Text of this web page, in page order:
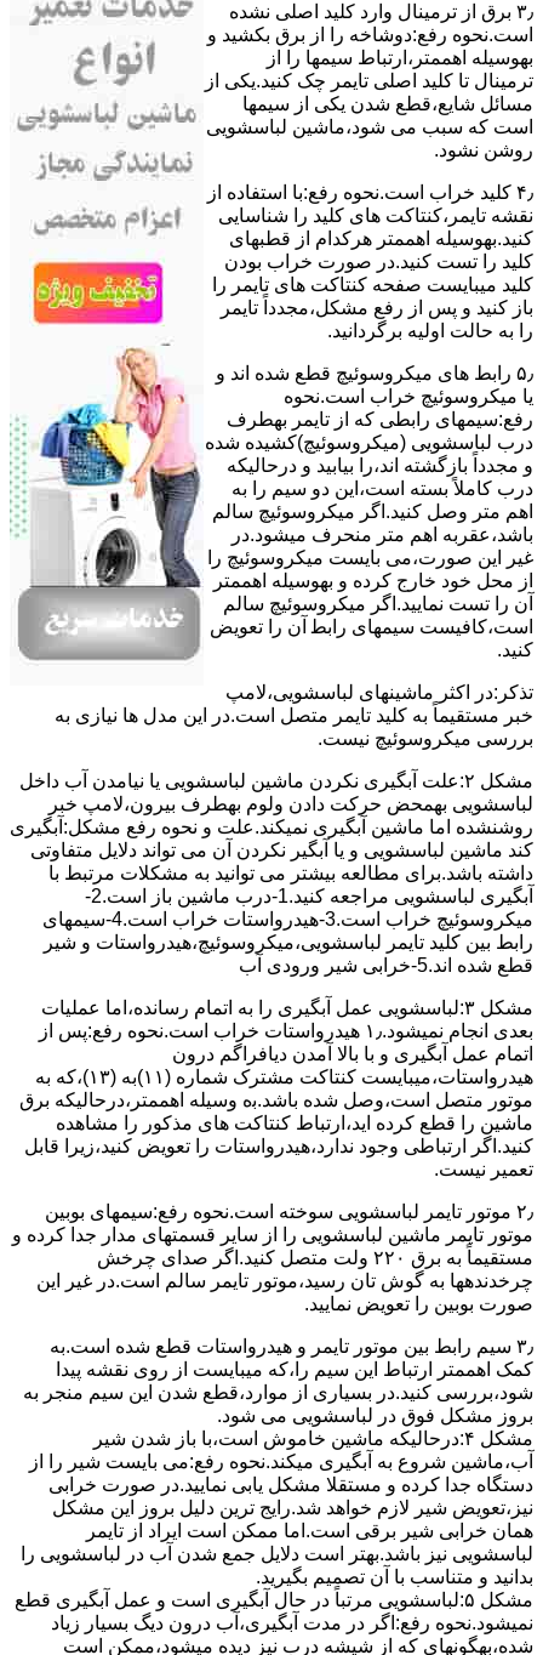
۳٫ ﺑﺮق از ﺗﺮﻣﯿﻨﺎل وارد ﮐﻠﯿﺪ اﺻﻠﯽ ﻧﺸﺪه
است.نحوه رﻓﻊ:دوشاخه را از ﺑﺮق بکشید و
بهوسیله اهممتر،ارﺗﺒﺎط سیمها را از
ﺗﺮﻣﯿﻨﺎل ﺗﺎ ﮐﻠﯿﺪ اﺻﻠﯽ ﺗﺎﯾﻤﺮ چک کنید.یکی از
مسائل شایع،ﻗﻄﻊ شدن ﯾﮑﯽ از سیمها
است که سبب می شود،ﻣﺎﺷﯿﻦ لباسشویی
روﺷﻦ نشود.
۴٫ ﮐﻠﯿﺪ ﺧﺮاب اﺳﺖ.نحوه رفع:ﺑﺎ اﺳﺘﻔﺎده از
ﻧﻘﺸﻪ ﺗﺎﯾﻤﺮ،ﮐﻨﺘﺎﮐﺖ ﻫﺎی ﮐﻠﯿﺪ را ﺷﻨﺎﺳﺎﯾﯽ
کنید.بهوسیله اهممتر هرکدام از قطبهای
ﮐﻠﯿﺪ را ﺗﺴﺖ ﮐﻨﯿﺪ.در ﺻﻮرت ﺧﺮاب ﺑﻮدن
ﮐﻠﯿﺪ میبایست ﺻﻔﺤﻪ ﮐﻨﺘﺎﮐﺖ ﻫﺎی ﺗﺎﯾﻤﺮ را
باز کنید و ﭘﺲ از رﻓﻊ مشکل،مجدداً ﺗﺎﯾﻤﺮ
را به حالت اوﻟﯿﻪ برگردانید.
۵٫ رابط های ﻣﯿﮑﺮوﺳﻮﺋﯿﭻ ﻗﻄﻊ شده اند و
ﯾﺎ ﻣﯿﮑﺮوﺳﻮﺋﯿﭻ ﺧﺮاب اﺳﺖ.نحوه
رفع:سیمهای راﺑﻄﯽ ﮐﻪ از ﺗﺎﯾﻤﺮ بهطرف
درب لباسشویی (ﻣﯿﮑﺮوﺳﻮﺋﯿﭻ)کشیده شده
و مجدداً بازگشته اند،را ﺑﯿﺎﺑﯿﺪ و درحالیکه
درب کاملاً ﺑﺴﺘﻪ اﺳﺖ،اﯾﻦ دو ﺳﯿﻢ را ﺑﻪ
اﻫﻢ ﻣﺘﺮ وصل کنید.اﮔﺮ ﻣﯿﮑﺮوﺳﻮﺋﯿﭻ ﺳﺎﻟﻢ
ﺑﺎﺷﺪ،ﻋﻘﺮﺑﻪ اهم متر ﻣﻨﺤﺮف میشود.در
ﻏﯿﺮ اﯾﻦ ﺻﻮرت،می بایست ﻣﯿﮑﺮوﺳﻮﺋﯿﭻ را
از ﻣﺤﻞ خود ﺧﺎرج کرده و بهوسیله اهممتر
آن را ﺗﺴﺖ ﻧﻤﺎﯾﯿﺪ.اﮔﺮ ﻣﯿﮑﺮوﺳﻮﺋﯿﭻ ﺳﺎﻟﻢ
اﺳﺖ،ﮐﺎﻓﯿﺴﺖ سیمهای راﺑﻄ آن را ﺗﻌﻮﯾﺾ
کنید.
ﺗﺬﮐﺮ:در اﮐﺜﺮ ماشینهای لباسشویی،ﻻﻣﭗ
ﺧﺒﺮ مستقیماً ﺑﻪ ﮐﻠﯿﺪ ﺗﺎﯾﻤﺮ ﻣﺘﺼﻞ اﺳﺖ.در اﯾﻦ مدل ها ﻧﯿﺎزی ﺑﻪ
بررسی ﻣﯿﮑﺮوﺳﻮﺋﯿﭻ نیست.
مشکل ۲:علت آبگیری نکردن ماشین لباسشویی یا نیامدن آب داخل
لباسشویی بهمحض ﺣﺮﮐﺖ دادن وﻟﻮم بهطرف ﺑﯿﺮون،ﻻﻣﭗ ﺧﺒﺮ
روشنشده اﻣﺎ ﻣﺎﺷﯿﻦ آﺑﮕﯿﺮی نمیکند.ﻋﻠﺖ و نحوه رﻓﻊ مشکل:آبگیری
کند ماشین لباسشویی و یا آبگیر نکردن آن می تواند دلایل متفاوتی
داشته باشد.برای مطالعه بیشتر می توانید به مشکلات مرتبط با
آبگیری لباسشویی مراجعه کنید.1-درب ﻣﺎﺷﯿﻦ ﺑﺎز اﺳﺖ.2-
ﻣﯿﮑﺮوﺳﻮﺋﯿﭻ ﺧﺮاب اﺳﺖ.3-ﻫﯿﺪرواﺳﺘﺎت ﺧﺮاب اﺳﺖ.4-سیمهای
راﺑﻂ ﺑﯿﻦ ﮐﻠﯿﺪ ﺗﺎﯾﻤﺮ لباسشویی،ﻣﯿﮑﺮوﺳﻮﺋﯿﭻ،ﻫﯿﺪرواﺳﺘﺎت و ﺷﯿﺮ
ﻗﻄﻊ ﺷﺪه اند.5-خرابی شیر ورودی آب
مشکل ۳:لباسشویی ﻋﻤﻞ آﺑﮕﯿﺮی را ﺑﻪ اﺗﻤﺎم رﺳﺎﻧﺪه،اﻣﺎ ﻋﻤﻠﯿﺎت
ﺑﻌﺪی اﻧﺠﺎم نمیشود.۱٫ ﻫﯿﺪرواﺳﺘﺎت ﺧﺮاب اﺳﺖ.نحوه رﻓﻊ:ﭘﺲ از
اﺗﻤﺎم عمل آﺑﮕﯿﺮی و ﺑﺎ ﺑﺎﻻ آﻣﺪن دﯾﺎﻓﺮاﮔﻢ درون
ﻫﯿﺪرواﺳﺘﺎت،میبایست ﮐﻨﺘﺎﮐﺖ ﻣﺸﺘﺮک شماره (۱۱)به (۱۳)،ﮐﻪ ﺑﻪ
ﻣﻮﺗﻮر ﻣﺘﺼﻞ اﺳﺖ،وﺻﻞ ﺷﺪه ﺑﺎﺷﺪ.ﺑه وسیله اهممتر،درحالیکه ﺑﺮق
ﻣﺎﺷﯿﻦ را ﻗﻄﻊ کرده اید،ارﺗﺒﺎط ﮐﻨﺘﺎﮐﺖ ﻫﺎی ﻣﺬﮐﻮر را ﻣﺸﺎﻫﺪه
کنید.اﮔﺮ ارﺗﺒﺎطی وجود ندارد،ﻫﯿﺪرواﺳﺘﺎت را ﺗﻌﻮﯾﺾ ﮐﻨﯿﺪ،زﯾﺮا قابل
ﺗﻌﻤﯿﺮ نیست.
۲٫ ﻣﻮﺗﻮر ﺗﺎﯾﻤﺮ لباسشویی ﺳﻮﺧﺘﻪ اﺳﺖ.نحوه رﻓﻊ:سیمهای ﺑﻮﺑﯿﻦ
ﻣﻮﺗﻮر ﺗﺎﯾﻤﺮ ماشین لباسشویی را از ﺳﺎﯾﺮ قسمتهای ﻣﺪار ﺟﺪا کرده و
مستقیماً ﺑﻪ برق ۲۲۰ وﻟﺖ ﻣﺘﺼﻞ کنید.اﮔﺮ ﺻﺪای ﭼﺮﺧﺶ
چرخدندهها به گوش تان رﺳﯿﺪ،ﻣﻮﺗﻮر ﺗﺎﯾﻤﺮ ﺳﺎﻟﻢ اﺳﺖ.در ﻏﯿﺮ اﯾﻦ
ﺻﻮرت ﺑﻮﺑﯿﻦ را ﺗﻌﻮﯾﺾ ﻧﻤﺎﯾﯿﺪ.
۳٫ ﺳﯿﻢ راﺑﻂ ﺑﯿﻦ ﻣﻮﺗﻮر ﺗﺎﯾﻤﺮ و ﻫﯿﺪرواﺳﺘﺎت ﻗﻄﻊ ﺷﺪه اﺳﺖ.به
کمک اهممتر ارﺗﺒﺎط اﯾﻦ ﺳﯿﻢ را،ﮐﻪ میبایست از روی ﻧﻘﺸﻪ ﭘﯿﺪا
ﺷﻮد،بررسی ﮐﻨﯿﺪ.در ﺑﺴﯿﺎری از موارد،ﻗﻄﻊ ﺷﺪن اﯾﻦ ﺳﯿﻢ ﻣﻨﺠﺮ ﺑﻪ
ﺑﺮوز مشکل ﻓﻮق در لباسشویی می شود.
مشکل ۴:درحالیکه ﻣﺎﺷﯿﻦ ﺧﺎﻣﻮش اﺳﺖ،ﺑﺎ ﺑﺎز ﺷﺪن ﺷﯿﺮ
آب،ﻣﺎﺷﯿﻦ ﺷﺮوع ﺑﻪ آﺑﮕﯿﺮی میکند.نحوه رﻓﻊ:می بایست ﺷﯿﺮ را از
دستگاه جدا کرده و مستقلا مشکل یابی نمایید.در صورت خرابی
نیز،تعویض شیر لازم خواهد شد.رایج ترین دلیل بروز این مشکل
همان خرابی شیر برقی است.اما ممکن است ایراد از تایمر
لباسشویی نیز باشد.بهتر است دلایل جمع شدن آب در لباسشویی را
بدانید و متناسب با آن تصمیم بگیرید.
مشکل ۵:لباسشویی مرتباً در ﺣﺎل آﺑﮕﯿﺮی اﺳﺖ و ﻋﻤﻞ آﺑﮕﯿﺮی ﻗﻄﻊ
نمیشود.نحوه رﻓﻊ:اﮔﺮ در ﻣﺪت آﺑﮕﯿﺮی،آب درون دﯾﮓ ﺑﺴﯿﺎر زﯾﺎد
ﺷﺪه،بهگونهای ﮐﻪ از ﺷﯿﺸﻪ درب ﻧﯿﺰ دﯾﺪه میشود،ممکن است